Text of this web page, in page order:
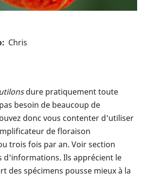
Chris
dure pratiquement toute
besoin de beaucoup de
donc vous contenter d'utiliser
de floraison
trois fois par an. Voir section
d'informations. Ils apprécient le
des spécimens pousse mieux à la